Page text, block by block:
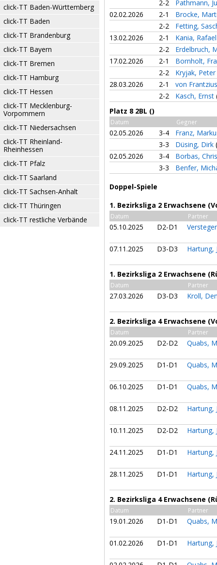
click-TT Baden-Württemberg
click-TT Baden
click-TT Brandenburg
click-TT Bayern
click-TT Bremen
click-TT Hamburg
click-TT Hessen
click-TT Mecklenburg-
Vorpommern
click-TT Niedersachsen
click-TT Rheinland-
Rheinhessen
click-TT Pfalz
click-TT Saarland
click-TT Sachsen-Anhalt
click-TT Thüringen
click-TT restliche Verbände
2-2
Pathmann,
02.02.2026
2-1
Brocke,
2-2
Fetting,
13.02.2026
2-1
Kania,
2-2
Erdelbruch,
17.02.2026
2-1
Bornholt,
2-2
Kryjak, Peter
28.03.2026
2-1
von
2-2
Kasch, Ernst
Platz 8 2BL ()
Datum Gegner
02.05.2026 3-4
Franz,
3-3
Düsing, Dirk
02.05.2026
3-4
Borbas,
3-3
Benfer,
Doppel-Spiele
1. Bezirksliga 2 Erwachsene
Datum Partner
05.10.2025 D2-D1
07.11.2025 D3-D3 Hartung,
1. Bezirksliga 2 Erwachsene
Datum Partner
27.03.2026 D3-D3 Kroll,
2. Bezirksliga 4 Erwachsene
Datum Partner
20.09.2025 D2-D2 Quabs,
29.09.2025 D1-D1 Quabs,
06.10.2025 D1-D1 Quabs,
08.11.2025 D2-D2 Hartung,
10.11.2025 D2-D2 Hartung,
24.11.2025 D1-D1 Hartung,
28.11.2025 D1-D1 Hartung,
2. Bezirksliga 4 Erwachsene
Datum Partner
19.01.2026 D1-D1 Quabs,
01.02.2026 D1-D1 Hartung,